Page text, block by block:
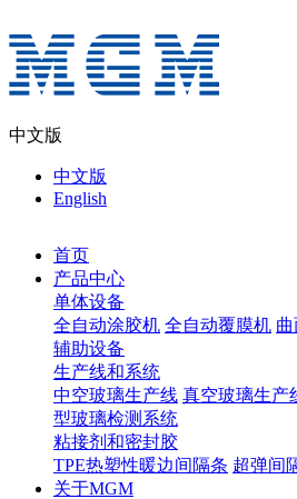
中文版
中文版
English
首页
产品中心
单体设备
全自动涂胶机 全自动覆膜机
辅助设备
生产线和系统
中空玻璃生产线 真空玻璃生产
型玻璃检测系统
粘接剂和密封胶
TPE热塑性暖边间隔条 超弹间
关于MGM